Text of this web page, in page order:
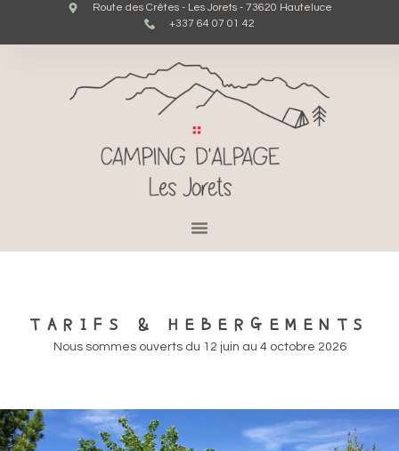
Route des Crêtes - Les Jorets - 73620 Hauteluce
+337 64 07 01 42
TARIFS & HEBERGEMENTS
Nous sommes ouverts du 12 juin au 4 octobre 2026